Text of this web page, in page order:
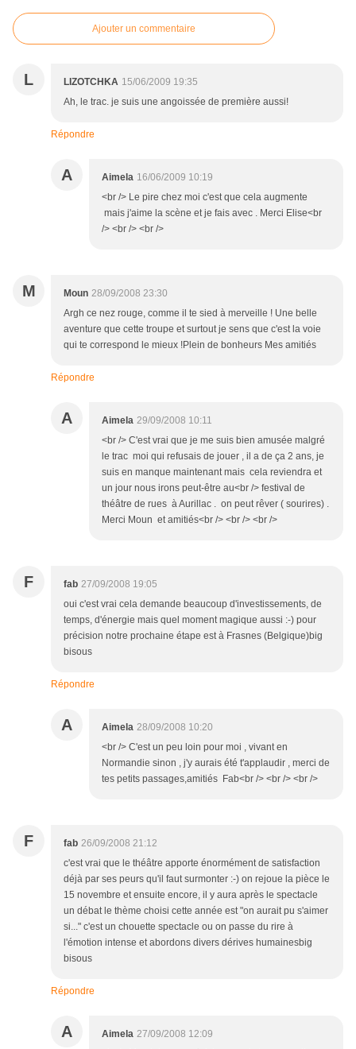
Ajouter un commentaire
L LIZOTCHKA 15/06/2009 19:35
Ah, le trac. je suis une angoissée de première aussi!
Répondre
A Aimela 16/06/2009 10:19
<br /> Le pire chez moi c'est que cela augmente
mais j'aime la scène et je fais avec . Merci Elise<br
/> <br /> <br />
M Moun 28/09/2008 23:30
Argh ce nez rouge, comme il te sied à merveille ! Une belle
aventure que cette troupe et surtout je sens que c'est la voie
qui te correspond le mieux !Plein de bonheurs Mes amitiés
Répondre
A Aimela 29/09/2008 10:11
<br /> C'est vrai que je me suis bien amusée malgré
le trac moi qui refusais de jouer , il a de ça 2 ans, je
suis en manque maintenant mais cela reviendra et
un jour nous irons peut-être au<br /> festival de
théâtre de rues à Aurillac . on peut rêver ( sourires) .
Merci Moun et amitiés<br /> <br /> <br />
F fab 27/09/2008 19:05
oui c'est vrai cela demande beaucoup d'investissements, de
temps, d'énergie mais quel moment magique aussi :-) pour
précision notre prochaine étape est à Frasnes (Belgique)big
bisous
Répondre
A Aimela 28/09/2008 10:20
<br /> C'est un peu loin pour moi , vivant en
Normandie sinon , j'y aurais été t'applaudir , merci de
tes petits passages,amitiés Fab<br /> <br /> <br />
F fab 26/09/2008 21:12
c'est vrai que le théâtre apporte énormément de satisfaction
déjà par ses peurs qu'il faut surmonter :-) on rejoue la pièce le
15 novembre et ensuite encore, il y aura après le spectacle
un débat le thème choisi cette année est "on aurait pu s'aimer
si..." c'est un chouette spectacle ou on passe du rire à
l'émotion intense et abordons divers dérives humainesbig
bisous
Répondre
A Aimela 27/09/2008 12:09